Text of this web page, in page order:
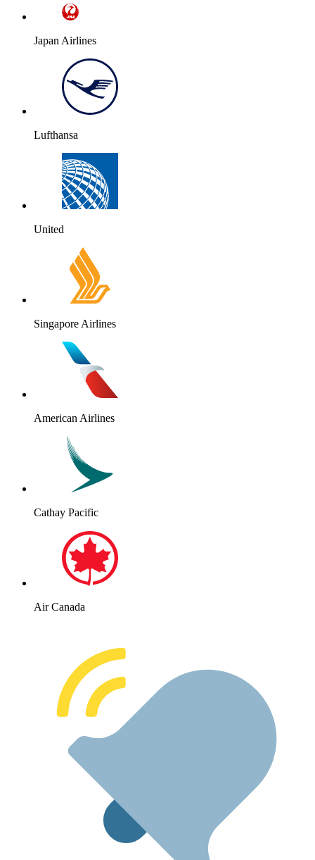
Japan Airlines
Lufthansa
United
Singapore Airlines
American Airlines
Cathay Pacific
Air Canada